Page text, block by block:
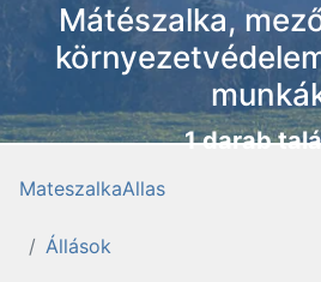
Mátészalka,
1 darab
MateszalkaAllas
Állások